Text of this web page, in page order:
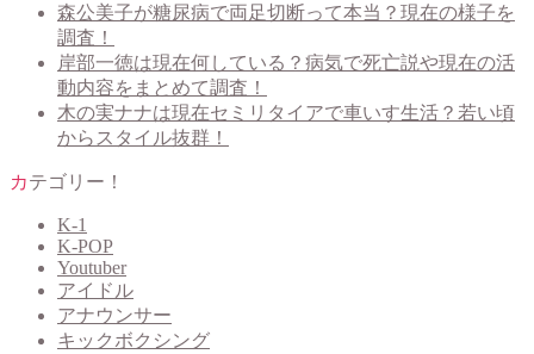
森公美子が糖尿病で両足切断って本当？現在の様子を
調査！
岸部一徳は現在何している？病気で死亡説や現在の活
動内容をまとめて調査！
木の実ナナは現在セミリタイアで車いす生活？若い頃
からスタイル抜群！
カテゴリー！
K-1
K-POP
Youtuber
アイドル
アナウンサー
キックボクシング